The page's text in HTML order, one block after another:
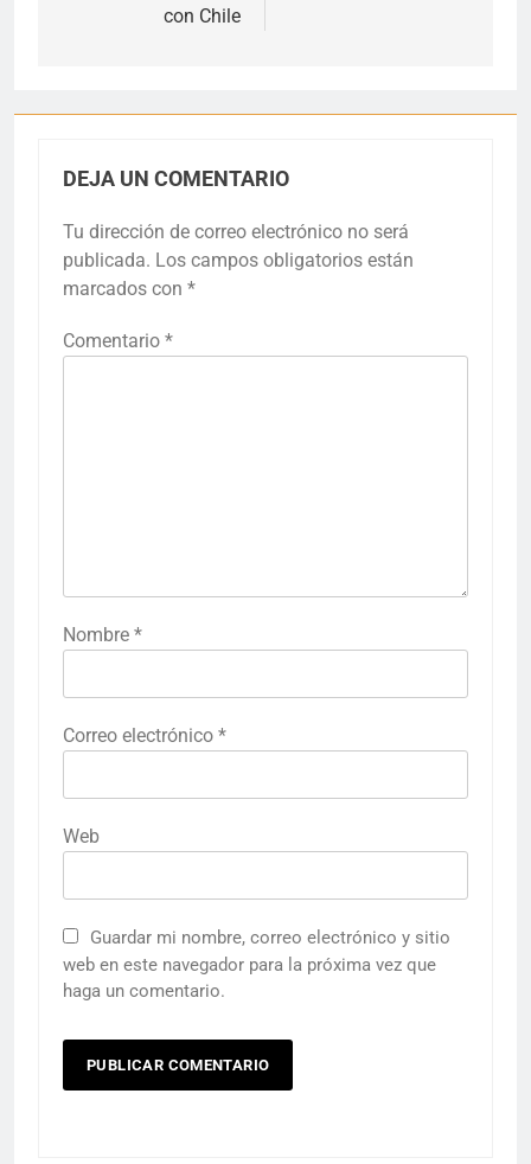
con Chile
DEJA UN COMENTARIO
Tu dirección de correo electrónico no será
publicada. Los campos obligatorios están
marcados con *
Comentario *
Nombre *
Correo electrónico *
Web
Guardar mi nombre, correo electrónico y sitio
web en este navegador para la próxima vez que
haga un comentario.